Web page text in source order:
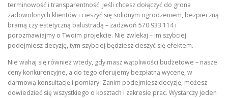
terminowość i transparentność. Jeśli chcesz dołączyć do grona
zadowolonych klientów i cieszyć się solidnym ogrodzeniem, bezpieczną
bramą czy estetyczną balustradą – zadzwoń 570 933 114 i
porozmawiajmy o Twoim projekcie. Nie zwlekaj – im szybciej
podejmiesz decyzję, tym szybciej będziesz cieszyć się efektem.
Nie wahaj się również wtedy, gdy masz wątpliwości budżetowe – nasze
ceny konkurencyjne, a do tego oferujemy bezpłatną wycenę, w
darmową konsultację i pomiary. Zanim podejmiesz decyzję, możesz
dowiedzieć się wszystkiego o kosztach i zakresie prac. Wystarczy jeden